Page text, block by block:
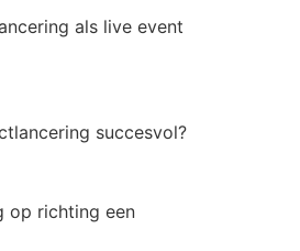
als live event
succesvol?
op richting een